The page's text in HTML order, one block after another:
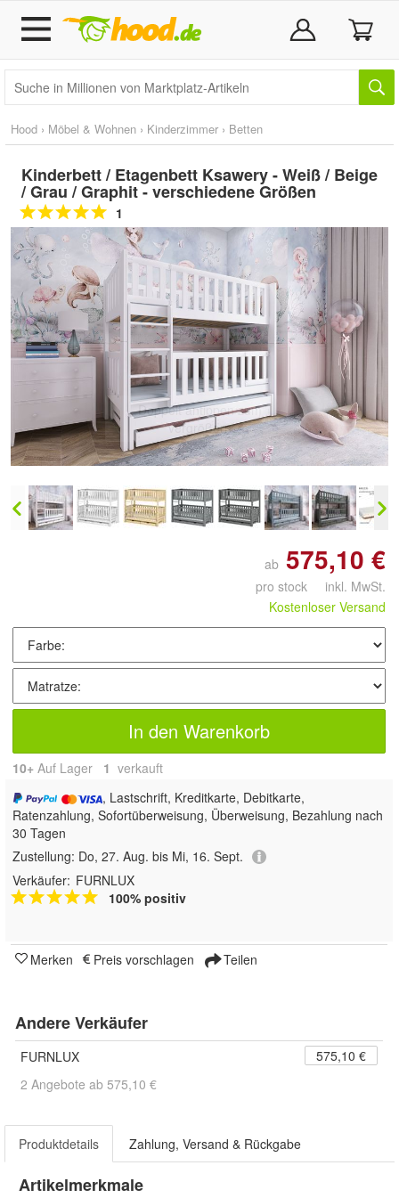
Hood › Möbel & Wohnen › Kinderzimmer › Betten
Kinderbett / Etagenbett Ksawery - Weiß / Beige
/ Grau / Graphit - verschiedene Größen
1
Doppelt antippen zum
vergrößern
ab 575,10 €
pro stock inkl. MwSt.
Kostenloser Versand
In den Warenkorb
10+ Auf Lager 1 verkauft
, Lastschrift, Kreditkarte, Debitkarte,
Ratenzahlung, Sofortüberweisung, Überweisung, Bezahlung nach
30 Tagen
Zustellung: Do, 27. Aug. bis Mi, 16. Sept.
Verkäufer: FURNLUX
100% positiv
Merken Preis vorschlagen Teilen
Andere Verkäufer
FURNLUX
575,10 €
2 Angebote ab 575,10 €
Produktdetails Zahlung, Versand & Rückgabe
Artikelmerkmale